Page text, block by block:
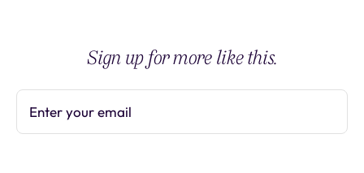
Sign up for more like this.
Enter your email